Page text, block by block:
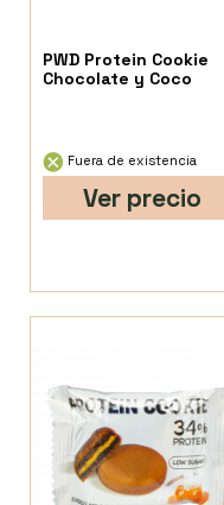
PWD Protein Cookie
Chocolate y Coco
Fuera de existencia
Ver precio